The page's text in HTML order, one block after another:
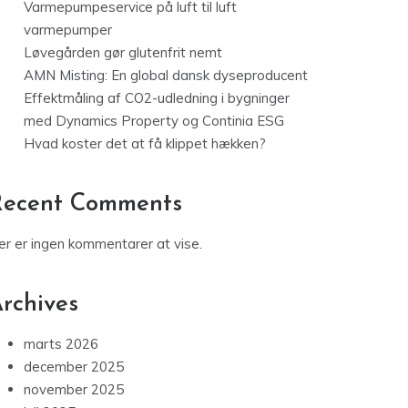
Varmepumpeservice på luft til luft
varmepumper
Løvegården gør glutenfrit nemt
AMN Misting: En global dansk dyseproducent
Effektmåling af CO2-udledning i bygninger
med Dynamics Property og Continia ESG
Hvad koster det at få klippet hækken?
Comments
er ingen kommentarer at vise.
marts 2026
december 2025
november 2025